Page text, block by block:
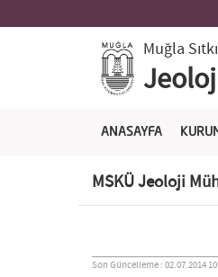
Muğla
ANASAYFA
MSKÜ Jeoloji
Son Güncelleme : 02.07.2014